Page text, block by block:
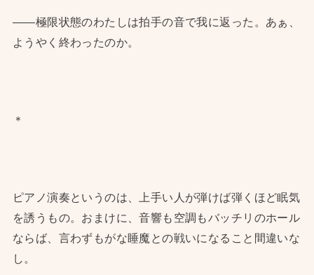
——極限状態のわたしは拍手の音で我に返った。あぁ、
ようやく終わったのか。
＊
ピアノ演奏というのは、上手い人が弾けば弾くほど眠気
を誘うもの。おまけに、音響も空調もバッチリのホール
ならば、言わずもがな睡魔との戦いになること間違いな
し。